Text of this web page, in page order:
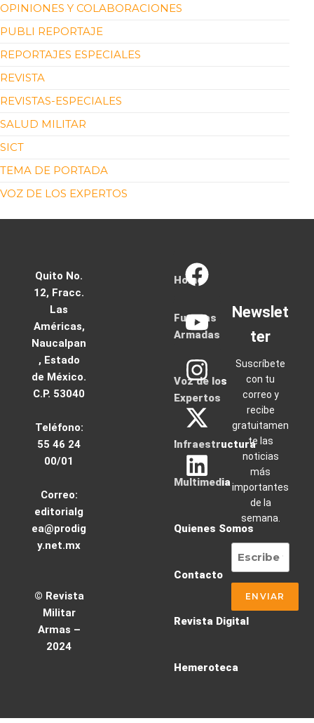
OPINIONES Y COLABORACIONES
PUBLI REPORTAJE
REPORTAJES ESPECIALES
REVISTA
REVISTAS-ESPECIALES
SALUD MILITAR
SICT
TEMA DE PORTADA
VOZ DE LOS EXPERTOS
Quito No.
12, Fracc.
Las
Américas,
Naucalpan
, Estado
de México.
C.P. 53040
Teléfono:
55 46 24
00/01
Correo:
editorialg
ea@prodig
y.net.mx
© Revista
Militar
Armas –
2024
Home
Fuerzas
Armadas
Voz de los
Expertos
Infraestructura
Multimedia
Quienes Somos
Contacto
Revista Digital
Hemeroteca
Newslet
ter
Suscríbete
con tu
correo y
recibe
gratuitamen
te las
noticias
más
importantes
de la
semana.